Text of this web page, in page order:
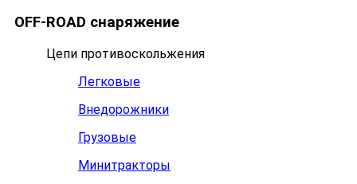
OFF-ROAD снаряжение
Цепи противоскольжения
Легковые
Внедорожники
Грузовые
Минитракторы